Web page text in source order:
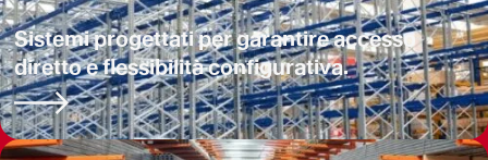
Sistemi progettati per garantire accesso
diretto e flessibilità configurativa.